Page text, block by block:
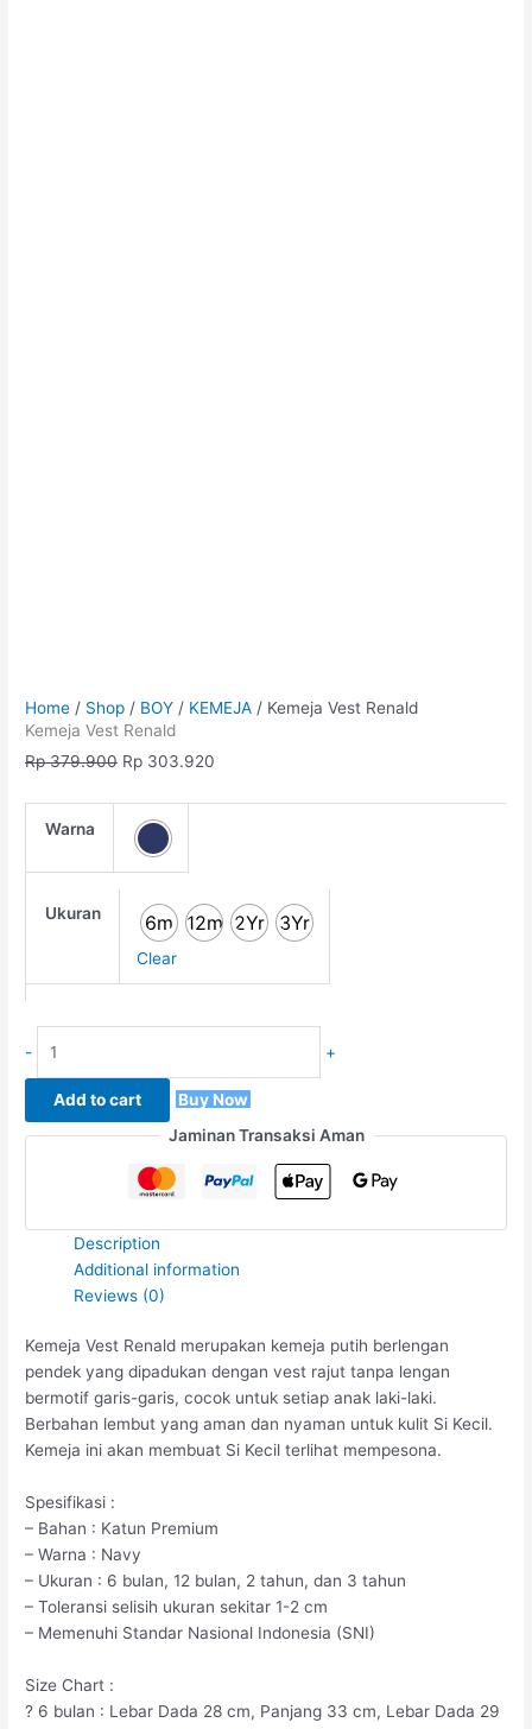
Home / Shop / BOY / KEMEJA / Kemeja Vest Renald
Kemeja Vest Renald
Rp379.900 Rp 303.920
Warna
Ukuran 6m 12m 2Yr 3Yr
Clear
- +
Add to cart
Buy Now
Jaminan Transaksi Aman
Description
Additional information
Reviews (0)
Kemeja Vest Renald merupakan kemeja putih berlengan
pendek yang dipadukan dengan vest rajut tanpa lengan
bermotif garis-garis, cocok untuk setiap anak laki-laki.
Berbahan lembut yang aman dan nyaman untuk kulit Si Kecil.
Kemeja ini akan membuat Si Kecil terlihat mempesona.
Spesifikasi :
– Bahan : Katun Premium
– Warna : Navy
– Ukuran : 6 bulan, 12 bulan, 2 tahun, dan 3 tahun
– Toleransi selisih ukuran sekitar 1-2 cm
– Memenuhi Standar Nasional Indonesia (SNI)
Size Chart :
? 6 bulan : Lebar Dada 28 cm, Panjang 33 cm, Lebar Dada 29